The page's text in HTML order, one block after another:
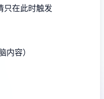
只在此时触发
内容）